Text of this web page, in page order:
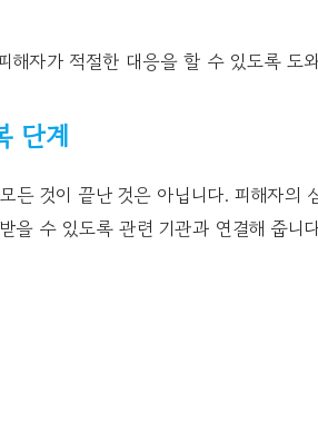
해자가 적절한 대응을 할 수 있도록 도
단계
든 것이 끝난 것은 아닙니다. 피해자의
을 수 있도록 관련 기관과 연결해 줍니